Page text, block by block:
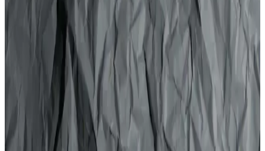
Totex Jöle Freeze 250 ml, güçlü tutuş ve doğal parlaklık sağlayan,
kuru veya ıslak saçta kullanılabilen, zarar vermeden kalıcı
şekillendirme imkanı sunan profesyonel bir saç jölesidir.
Taft Islak & Sert Saçlar ve Power Absolut Ultra Jöle
Karşılaştırması
İki popüler Taft jöle ürününün özelliklerini ve kullanıcı yorumlarını
karşılaştırarak, saç tipinize en uygun olanı seçmenize yardımcı
Saç Şekillendirme Ürünleri Karşılaştırması: Taft Jöle
ve Urban Care Wax Analizi